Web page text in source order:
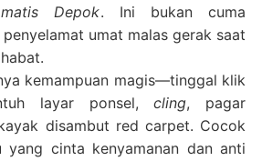
Depok. Ini bukan cuma
umat malas gerak saat
kemampuan magis—tinggal klik
layar ponsel,cling, pagar
disambut red carpet. Cocok
yang cinta kenyamanan dan anti